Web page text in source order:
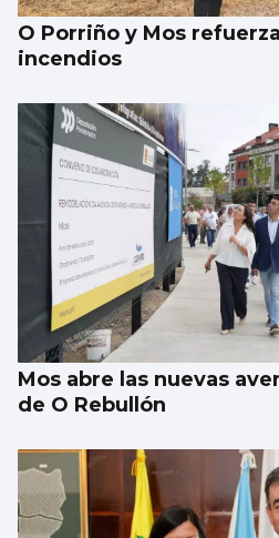
O Porriño y Mos
incendios
Mos abre las nuevas
de O Rebullón